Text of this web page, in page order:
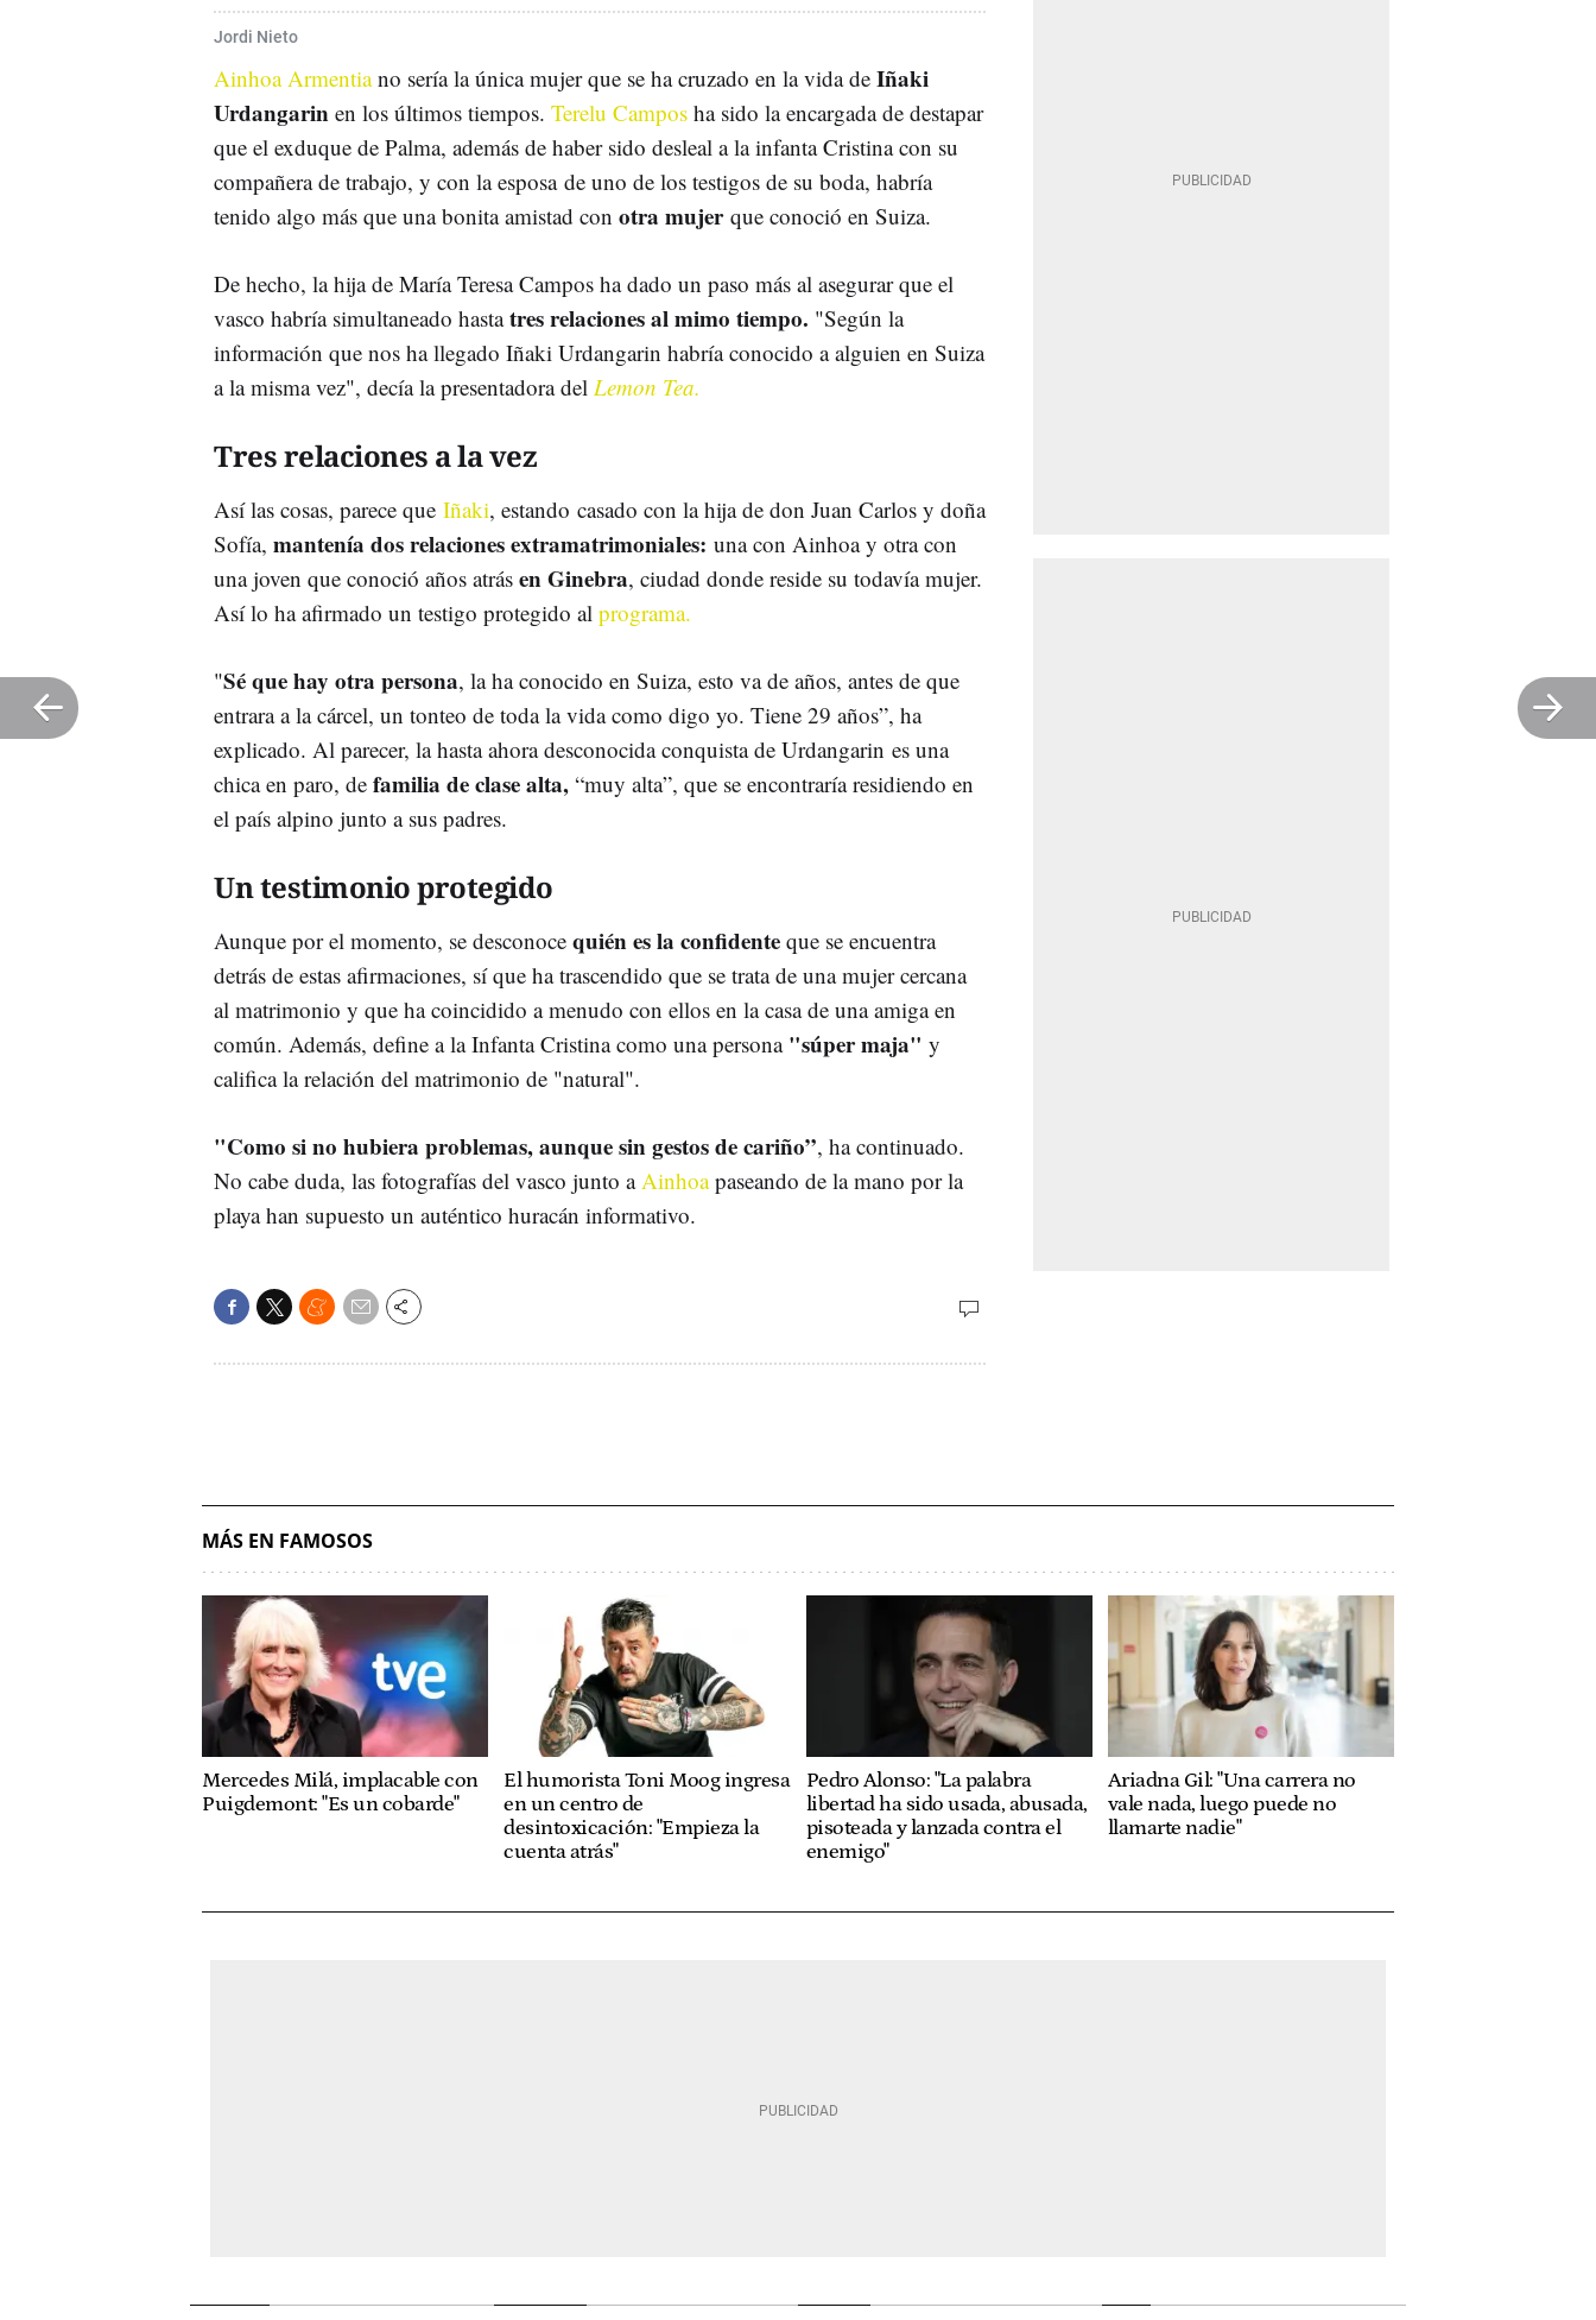
Jordi Nieto
Ainhoa Armentiano sería la única mujer que se ha cruzado en la vida de Iñaki
Urdangarin en los últimos tiempos. Terelu Campos ha sido la encargada de destapar
que el exduque de Palma, además de haber sido desleal a la infanta Cristina con su
compañera de trabajo, y con la esposa de uno de los testigos de su boda, habría
tenido algo más que una bonita amistad con otra mujerque conoció en Suiza.
De hecho, la hija de María Teresa Campos ha dado un paso más al asegurar que el
vasco habría simultaneado hastatres relaciones al mimo tiempo. "Según la
información que nos ha llegado Iñaki Urdangarin habría conocido a alguien en Suiza
a la misma vez", decía la presentadora del Lemon Tea.
Tres relaciones a la vez
Así las cosas, parece que Iñaki, estando casado con la hija de don Juan Carlos y doña
Sofía, mantenía dos relaciones extramatrimoniales: una con Ainhoa y otra con
una joven que conoció años atrás en Ginebra, ciudad donde reside su todavía mujer.
Así lo ha afirmado un testigo protegido al programa.
"Sé que hay otra persona, la ha conocido en Suiza, esto va de años, antes de que
entrara a la cárcel, un tonteo de toda la vida como digo yo. Tiene 29 años”, ha
explicado. Al parecer, la hasta ahora desconocida conquista de Urdangarin es una
chica en paro, de familia de clase alta, “muy alta”, que se encontraría residiendo en
el país alpino junto a sus padres.
Un testimonio protegido
Aunque por el momento, se desconoce quién es la confidente que se encuentra
detrás de estas afirmaciones, sí que ha trascendido que se trata de una mujer cercana
al matrimonio y que ha coincidido a menudo con ellos en la casa de una amiga en
común. Además, define a la Infanta Cristina como una persona "súper maja" y
califica la relación del matrimonio de "natural".
"Como si no hubiera problemas, aunque sin gestos de cariño”, ha continuado.
No cabe duda, las fotografías del vasco junto a Ainhoapaseando de la mano por la
playa han supuesto un auténtico huracán informativo.
MÁS EN FAMOSOS
Mercedes Milá, implacable con
Puigdemont: "Es un cobarde"
El humorista Toni Moog ingresa
en un centro de
desintoxicación: "Empieza la
cuenta atrás"
Pedro Alonso: "La palabra
libertad ha sido usada, abusada,
pisoteada y lanzada contra el
enemigo"
Ariadna Gil: "Una carrera no
vale nada, luego puede no
llamarte nadie"